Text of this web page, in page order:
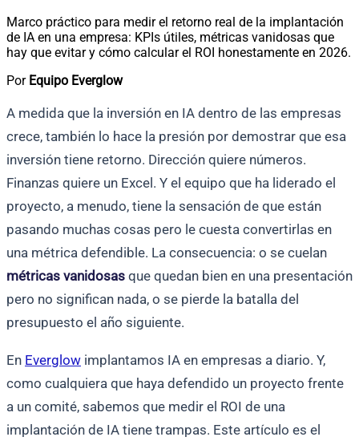
Marco práctico para medir el retorno real de la implantación
de IA en una empresa: KPIs útiles, métricas vanidosas que
hay que evitar y cómo calcular el ROI honestamente en 2026.
Por Equipo Everglow
A medida que la inversión en IA dentro de las empresas
crece, también lo hace la presión por demostrar que esa
inversión tiene retorno. Dirección quiere números.
Finanzas quiere un Excel. Y el equipo que ha liderado el
proyecto, a menudo, tiene la sensación de que están
pasando muchas cosas pero le cuesta convertirlas en
una métrica defendible. La consecuencia: o se cuelan
métricas vanidosas que quedan bien en una presentación
pero no significan nada, o se pierde la batalla del
presupuesto el año siguiente.
En Everglow implantamos IA en empresas a diario. Y,
como cualquiera que haya defendido un proyecto frente
a un comité, sabemos que medir el ROI de una
implantación de IA tiene trampas. Este artículo es el